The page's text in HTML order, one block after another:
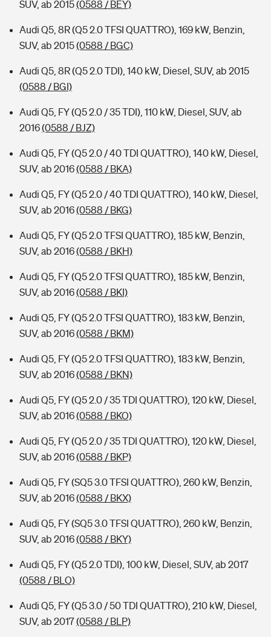
SUV, ab 2015(0588 / BEY)
Audi Q5, 8R (Q5 2.0 TFSI QUATTRO), 169 kW, Benzin,
SUV, ab 2015(0588 / BGC)
Audi Q5, 8R (Q5 2.0 TDI), 140 kW, Diesel, SUV, ab 2015
(0588 / BGI)
Audi Q5, FY (Q5 2.0 / 35 TDI), 110 kW, Diesel, SUV, ab
2016(0588 / BJZ)
Audi Q5, FY (Q5 2.0 / 40 TDI QUATTRO), 140 kW, Diesel,
SUV, ab 2016(0588 / BKA)
Audi Q5, FY (Q5 2.0 / 40 TDI QUATTRO), 140 kW, Diesel,
SUV, ab 2016(0588 / BKG)
Audi Q5, FY (Q5 2.0 TFSI QUATTRO), 185 kW, Benzin,
SUV, ab 2016(0588 / BKH)
Audi Q5, FY (Q5 2.0 TFSI QUATTRO), 185 kW, Benzin,
SUV, ab 2016(0588 / BKI)
Audi Q5, FY (Q5 2.0 TFSI QUATTRO), 183 kW, Benzin,
SUV, ab 2016(0588 / BKM)
Audi Q5, FY (Q5 2.0 TFSI QUATTRO), 183 kW, Benzin,
SUV, ab 2016(0588 / BKN)
Audi Q5, FY (Q5 2.0 / 35 TDI QUATTRO), 120 kW, Diesel,
SUV, ab 2016(0588 / BKO)
Audi Q5, FY (Q5 2.0 / 35 TDI QUATTRO), 120 kW, Diesel,
SUV, ab 2016(0588 / BKP)
Audi Q5, FY (SQ5 3.0 TFSI QUATTRO), 260 kW, Benzin,
SUV, ab 2016(0588 / BKX)
Audi Q5, FY (SQ5 3.0 TFSI QUATTRO), 260 kW, Benzin,
SUV, ab 2016(0588 / BKY)
Audi Q5, FY (Q5 2.0 TDI), 100 kW, Diesel, SUV, ab 2017
(0588 / BLO)
Audi Q5, FY (Q5 3.0 / 50 TDI QUATTRO), 210 kW, Diesel,
SUV, ab 2017(0588 / BLP)